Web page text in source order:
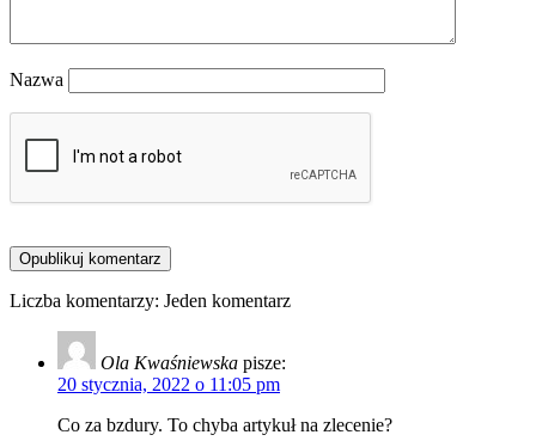
Nazwa
Liczba komentarzy: Jeden komentarz
Ola Kwaśniewska pisze:
20 stycznia, 2022 o 11:05 pm
Co za bzdury. To chyba artykuł na zlecenie?